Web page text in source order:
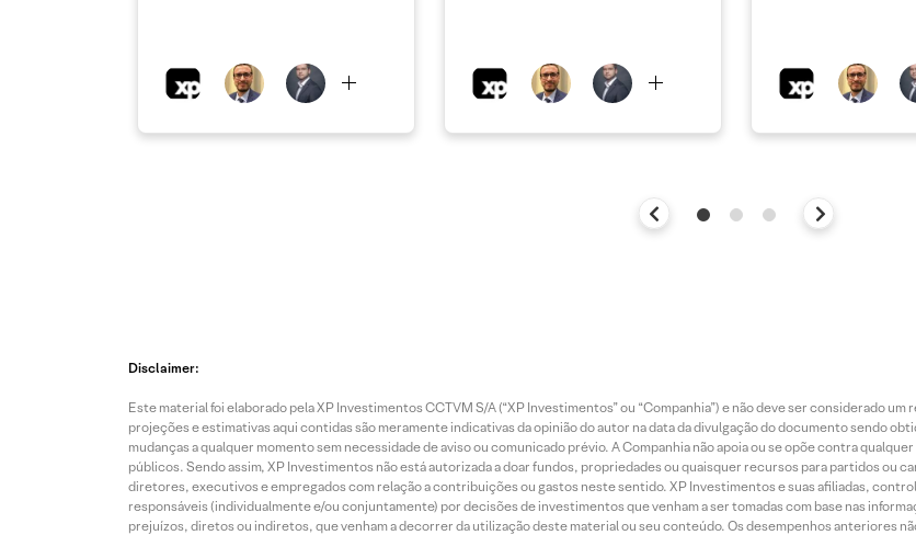
Disclaimer:
Este material foi elaborado pela XP Investimentos CCTVM S/A (“XP Investimentos” ou “Companhia”) e não deve ser considerado
projeções e estimativas aqui contidas são meramente indicativas da opinião do autor na data da divulgação do documento sendo
mudanças a qualquer momento sem necessidade de aviso ou comunicado prévio. A Companhia não apoia ou se opõe contra
públicos. Sendo assim, XP Investimentos não está autorizada a doar fundos, propriedades ou quaisquer recursos para partidos ou
diretores, executivos e empregados com relação a contribuições ou gastos neste sentido. XP Investimentos e suas afiliadas,
responsáveis (individualmente e/ou conjuntamente) por decisões de investimentos que venham a ser tomadas com base nas
prejuízos, diretos ou indiretos, que venham a decorrer da utilização deste material ou seu conteúdo. Os desempenhos anteriores